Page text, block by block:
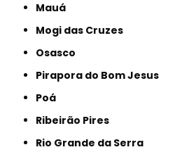
Mauá
Mogi das Cruzes
Osasco
Pirapora do Bom Jesus
Poá
Ribeirão Pires
Rio Grande da Serra